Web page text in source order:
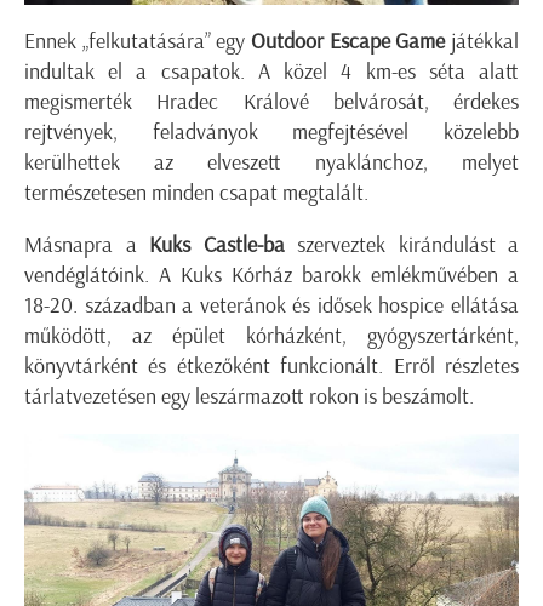
Ennek „felkutatására” egy Outdoor Escape Game játékkal
indultak el a csapatok. A közel 4 km-es séta alatt
megismerték Hradec Králové belvárosát, érdekes
rejtvények, feladványok megfejtésével közelebb
kerülhettek az elveszett nyaklánchoz, melyet
természetesen minden csapat megtalált.
Másnapra a Kuks Castle-ba szerveztek kirándulást a
vendéglátóink. A Kuks Kórház barokk emlékművében a
18-20. században a veteránok és idősek hospice ellátása
működött, az épület kórházként, gyógyszertárként,
könyvtárként és étkezőként funkcionált. Erről részletes
tárlatvezetésen egy leszármazott rokon is beszámolt.